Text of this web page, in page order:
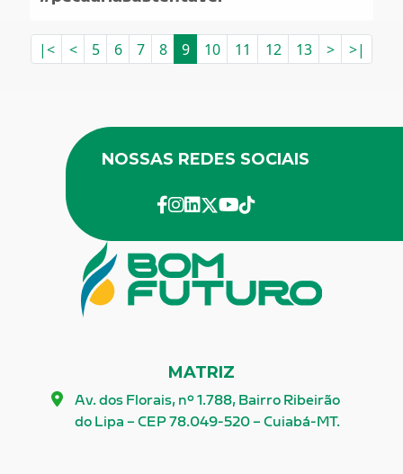
|< < 5 6 7 8 9 10 11 12 13 > >|
MATRIZ
Av. dos Florais, nº 1.788, Bairro Ribeirão
do Lipa – CEP 78.049-520 – Cuiabá-MT.
NOSSAS REDES SOCIAIS
facebook
instagram
linkedin
twitteryoutube
Tik-Tok